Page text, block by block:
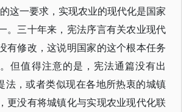
这一要求，实现农业的现代化是国家
。三十年来，宪法序言有关农业现代
有修改，这说明国家的这个根本任务
但值得注意的是，宪法通篇没有出
法，或者类似现在各地所热衷的城镇
更没有将城镇化与实现农业现代化联